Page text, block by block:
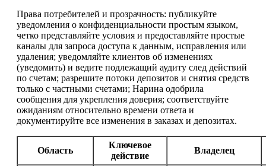
Права потребителей и прозрачность: публикуйте
уведомления о конфиденциальности простым языком,
четко представляйте условия и предоставляйте простые
каналы для запроса доступа к данным, исправления или
удаления; уведомляйте клиентов об изменениях
(уведомить) и ведите подлежащий аудиту след действий
по счетам; разрешите потоки депозитов и снятия средств
только с частными счетами; Нарина одобрила
сообщения для укрепления доверия; соответствуйте
ожиданиям относительно времени ответа и
документируйте все изменения в заказах и депозитах.
Область
Ключевое
действие
Владелец